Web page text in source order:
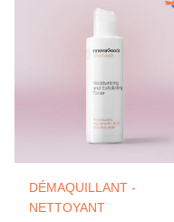
DÉMAQUILLANT -
NETTOYANT